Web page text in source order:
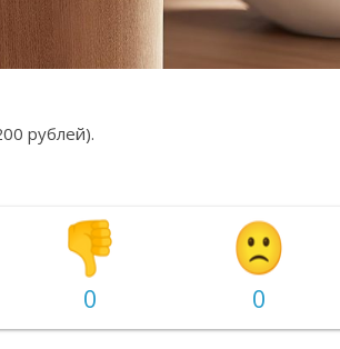
рублей).
0 0